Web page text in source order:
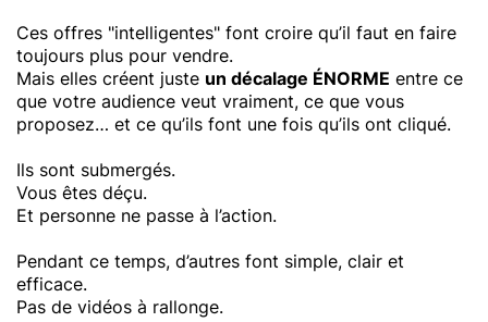
Ces offres "intelligentes" font croire qu’il faut en faire
toujours plus pour vendre.
Mais elles créent juste un décalage ÉNORME entre ce
que votre audience veut vraiment, ce que vous
proposez… et ce qu’ils font une fois qu’ils ont cliqué.
Ils sont submergés.
Vous êtes déçu.
Et personne ne passe à l’action.
Pendant ce temps, d’autres font simple, clair et
efficace.
Pas de vidéos à rallonge.